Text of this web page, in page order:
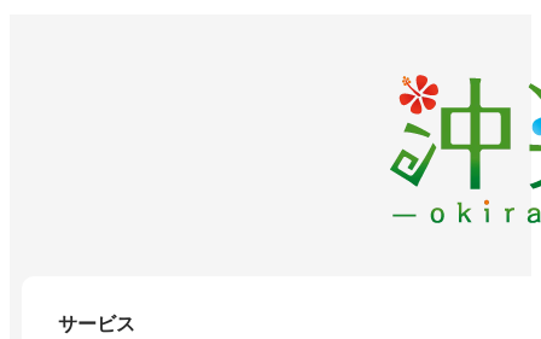
サービス